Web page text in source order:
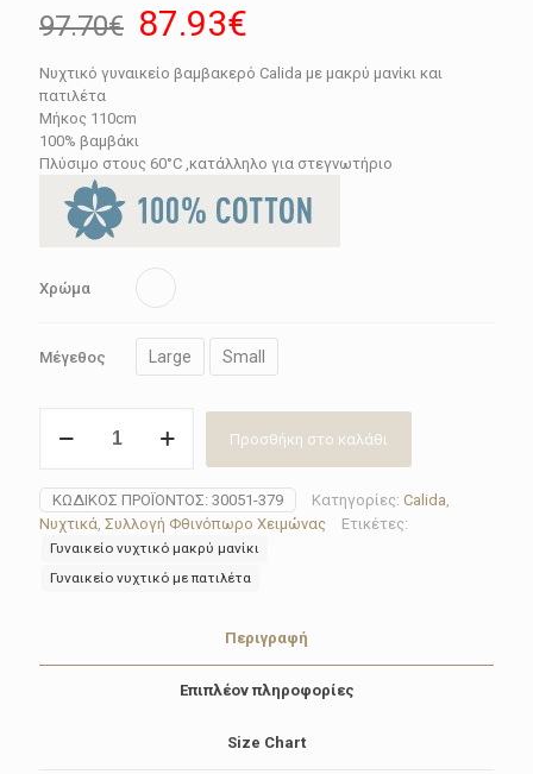
97.70€ Original
price
was:
87.93€
τρέχουσα
τιμή
87.93€.
Νυχτικό γυναικείο βαμβακερό Calida με μακρύ μανίκι και
πατιλέτα
Μήκος 110cm
100% βαμβάκι
Πλύσιμο στους 60°C ,κατάλληλο για στεγνωτήριο
Χρώμα
Μέγεθος Large Small
γυναικείο
30051-
379
ποσότητα
Προσθήκη στο καλάθι
ΚΩΔΙΚΌΣ ΠΡΟΪΌΝΤΟΣ: 30051-379 Κατηγορίες: Calida,
Νυχτικά, Συλλογή Φθινόπωρο Χειμώνας Ετικέτες:
Γυναικείο νυχτικό μακρύ μανίκι
Γυναικείο νυχτικό με πατιλέτα
Περιγραφή
Επιπλέον πληροφορίες
Size Chart